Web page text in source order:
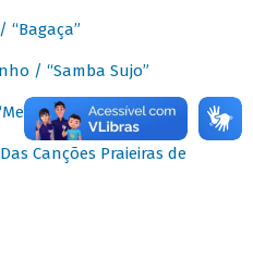
/ “Samba Sujo”
Pandeiro”
Canções Praieiras de